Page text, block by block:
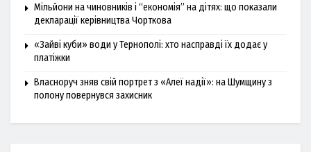
Мільйони на чиновників і “економія” на дітях: що показали
декларації керівництва Чорткова
«Зайві куби» води у Тернополі: хто насправді їх додає у
платіжки
Власноруч зняв свій портрет з «Алеї надії»: на Шумщину з
полону повернувся захисник